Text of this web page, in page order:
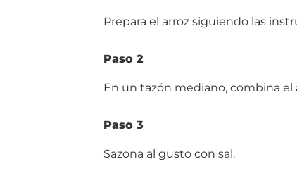
Prepara el arroz siguiendo las
Paso 2
En un tazón mediano, combina el
Paso 3
Sazona al gusto con sal.